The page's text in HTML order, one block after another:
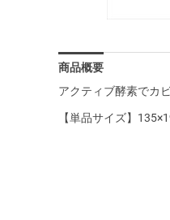
商品概要
アクティブ酵素でカ
【単品サイズ】